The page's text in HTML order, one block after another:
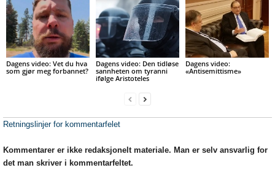
Dagens video: Vet du hva
som gjør meg forbannet?
Dagens video: Den tidløse
sannheten om tyranni
ifølge Aristoteles
Dagens video:
«Antisemittisme»
Retningslinjer for kommentarfelet
Kommentarer er ikke redaksjonelt materiale. Man er selv ansvarlig for
det man skriver i kommentarfeltet.